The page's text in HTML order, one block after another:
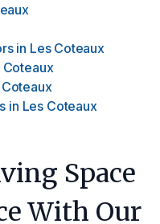
in Les Coteaux
Coteaux
in Les Coteaux
Space
With Our